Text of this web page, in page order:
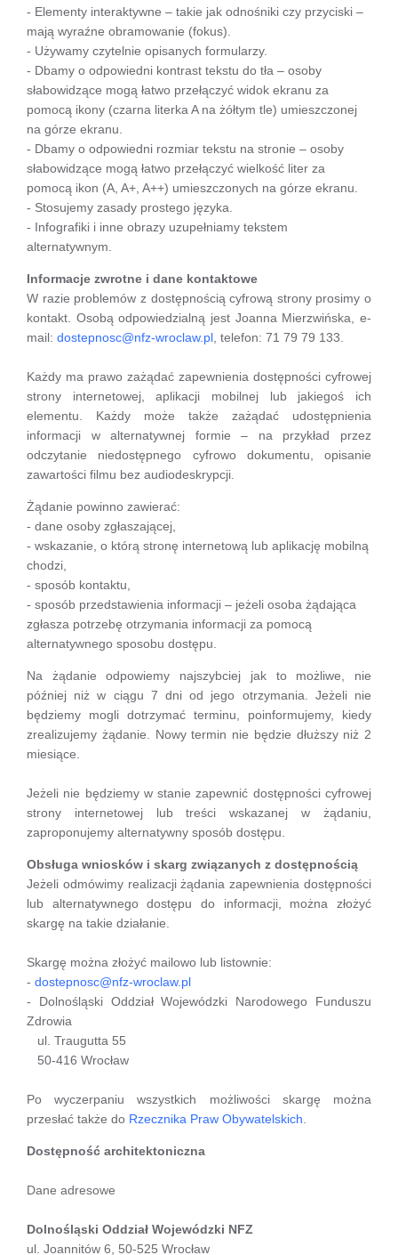
- Elementy interaktywne – takie jak odnośniki czy przyciski –
mają wyraźne obramowanie (fokus).
- Używamy czytelnie opisanych formularzy.
- Dbamy o odpowiedni kontrast tekstu do tła – osoby
słabowidzące mogą łatwo przełączyć widok ekranu za
pomocą ikony (czarna literka A na żółtym tle) umieszczonej
na górze ekranu.
- Dbamy o odpowiedni rozmiar tekstu na stronie – osoby
słabowidzące mogą łatwo przełączyć wielkość liter za
pomocą ikon (A, A+, A++) umieszczonych na górze ekranu.
- Stosujemy zasady prostego języka.
- Infografiki i inne obrazy uzupełniamy tekstem
alternatywnym.
Informacje zwrotne i dane kontaktowe
W razie problemów z dostępnością cyfrową strony prosimy o
kontakt. Osobą odpowiedzialną jest Joanna Mierzwińska, e-
mail: dostepnosc@nfz-wroclaw.pl , telefon: 71 79 79 133.
Każdy ma prawo zażądać zapewnienia dostępności cyfrowej
strony internetowej, aplikacji mobilnej lub jakiegoś ich
elementu. Każdy może także zażądać udostępnienia
informacji w alternatywnej formie – na przykład przez
odczytanie niedostępnego cyfrowo dokumentu, opisanie
zawartości filmu bez audiodeskrypcji.
Żądanie powinno zawierać:
- dane osoby zgłaszającej,
- wskazanie, o którą stronę internetową lub aplikację mobilną
chodzi,
- sposób kontaktu,
- sposób przedstawienia informacji – jeżeli osoba żądająca
zgłasza potrzebę otrzymania informacji za pomocą
alternatywnego sposobu dostępu.
Na żądanie odpowiemy najszybciej jak to możliwe, nie
później niż w ciągu 7 dni od jego otrzymania. Jeżeli nie
będziemy mogli dotrzymać terminu, poinformujemy, kiedy
zrealizujemy żądanie. Nowy termin nie będzie dłuższy niż 2
miesiące.
Jeżeli nie będziemy w stanie zapewnić dostępności cyfrowej
strony internetowej lub treści wskazanej w żądaniu,
zaproponujemy alternatywny sposób dostępu.
Obsługa wniosków i skarg związanych z dostępnością
Jeżeli odmówimy realizacji żądania zapewnienia dostępności
lub alternatywnego dostępu do informacji, można złożyć
skargę na takie działanie.
Skargę można złożyć mailowo lub listownie:
- dostepnosc@nfz-wroclaw.pl
- Dolnośląski Oddział Wojewódzki Narodowego Funduszu
Zdrowia
ul. Traugutta 55
50-416 Wrocław
Po wyczerpaniu wszystkich możliwości skargę można
przesłać także do Rzecznika Praw Obywatelskich
Dostępność architektoniczna
Dane adresowe
Dolnośląski Oddział Wojewódzki NFZ
ul. Joannitów 6, 50-525 Wrocław